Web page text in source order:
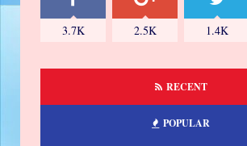
3.7K 2.5K 1.4K
RECENT
POPULAR